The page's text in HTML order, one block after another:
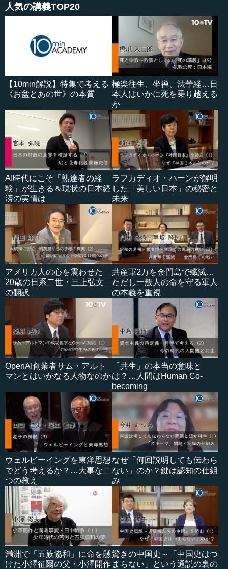
人気の講義TOP20
【10min解説】特集で考える
《お盆とあの世》の本質
極楽往生、坐禅、法華経…日
本人はいかに死を乗り越える
か
AI時代にこそ「熟達者の経
験」が生きる＆現状の日本経
済の実情は
ラフカディオ・ハーンが解明
した「美しい日本」の秘密と
未来
アメリカ人の心を震わせた
20歳の日系二世・三上弘文
の翻訳
共産軍2万を金門島で殲滅…
ただし一般人の命を守る軍人
の本義を重視
OpenAI創業者サム・アルト
マンとはいかなる人物なのか
「共生」の本当の意味と
は？…人間はHuman Co-
becoming
ウェルビーイングを東洋思想
でどう考えるか？…大事な二
つの教え
なぜ「何回説明しても伝わら
ない」のか？鍵は認知の仕組
み
満洲で「五族協和」に命を懸
けた小澤征爾の父・小澤開作
驚きの中国史～「中国史はつ
まらない」という通説の裏の